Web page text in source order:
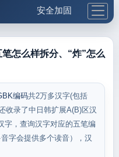
安全加固
更多工具
包
怎么样拆分、“炸”怎么
编码共2万多汉字(包括
收录了中日韩扩展A(B)区汉
字，查询汉字对应的五笔编
字会提供多个读音），汉